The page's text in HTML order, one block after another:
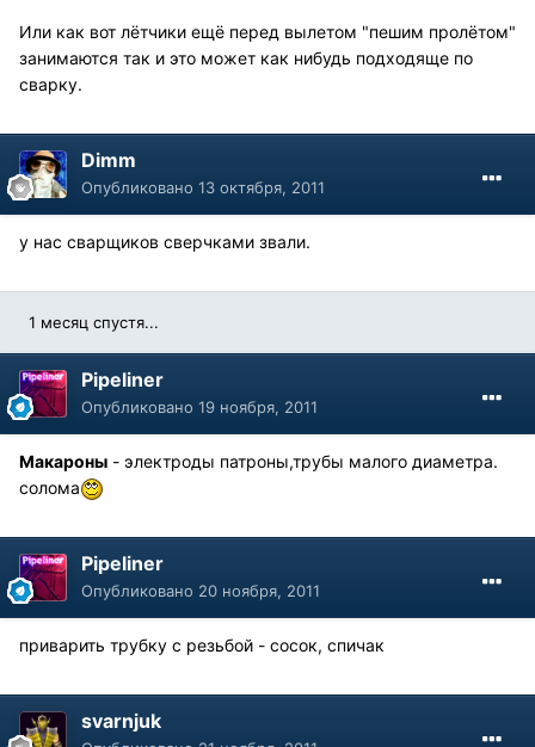
Или как вот лётчики ещё перед вылетом "пешим пролётом"
занимаются так и это может как нибудь подходяще по
сварку.
Dimm
Опубликовано 13 октября, 2011
у нас сварщиков сверчками звали.
1 месяц спустя...
Pipeliner
Опубликовано 19 ноября, 2011
Макароны - электроды патроны,трубы малого диаметра.
солома
Pipeliner
Опубликовано 20 ноября, 2011
приварить трубку с резьбой - сосок, спичак
svarnjuk